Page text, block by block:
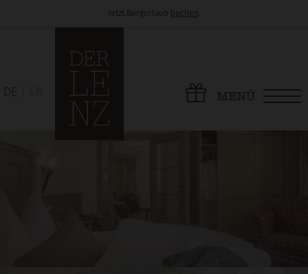
Jetzt Bergurlaub buchen.
DE MENÜ